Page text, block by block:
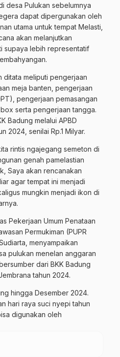
desa Pulukan sebelumnya
dapat dipergunakan oleh
utama untuk tempat Melasti,
akan melanjutkan
supaya lebih representatif
ditata meliputi pengerjaan
meja banten, pengerjaan
pengerjaan pemasangan
serta pengerjaan tangga.
Badung melalui APBD
2024, senilai Rp.1 Milyar.
rintis ngajegang semeton di
genah pamelastian
Saya akan rencanakan
agar tempat ini menjadi
mungkin menjadi ikon di
Pekerjaan Umum Penataan
Permukiman (PUPR
menyampaikan
pulukan menelan anggaran
dari BKK Badung
tahun 2024.
hingga Desember 2024.
hari raya suci nyepi tahun
digunakan oleh